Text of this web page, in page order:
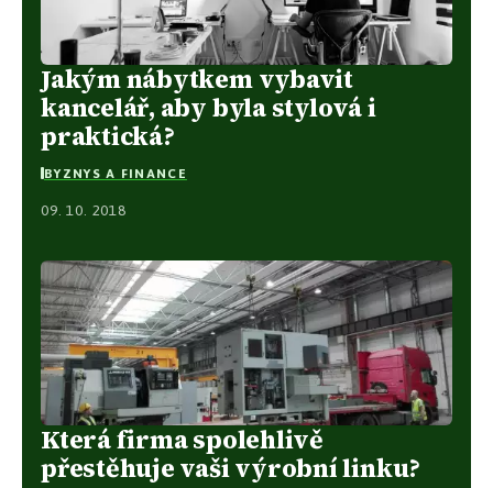
Jakým nábytkem vybavit
kancelář, aby byla stylová i
praktická?
BYZNYS A FINANCE
09. 10. 2018
Která firma spolehlivě
přestěhuje vaši výrobní linku?